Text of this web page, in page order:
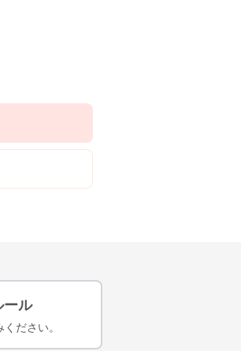
ール
ださい。